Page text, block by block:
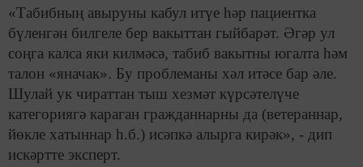
«Табибның авыруны кабул итүе һәр пациентка
бүленгән билгеле бер вакыттан гыйбарәт. Әгәр ул
соңга калса яки килмәсә, табиб вакытны югалта һәм
талон «яначак». Бу проблеманы хәл итәсе бар әле.
Шулай ук чираттан тыш хезмәт күрсәтелүче
категориягә караган гражданнарны да (ветераннар,
йөкле хатыннар һ.б.) исәпкә алырга кирәк», - дип
искәртте эксперт.